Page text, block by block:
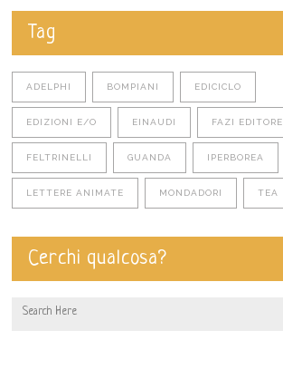
Tag
ADELPHI BOMPIANI EDICICLO
EDIZIONI E/O EINAUDI FAZI EDITORE
FELTRINELLI GUANDA IPERBOREA
LETTERE ANIMATE MONDADORI TEA
Cerchi qualcosa?